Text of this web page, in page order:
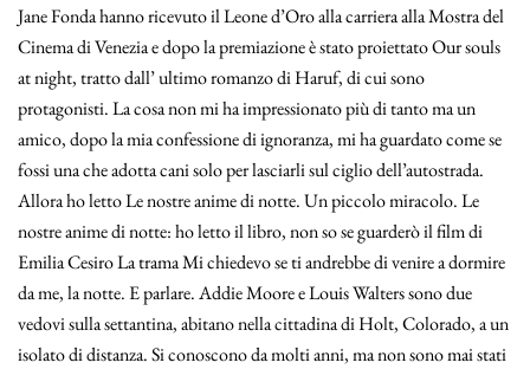
Jane Fonda hanno ricevuto il Leone d’Oro alla carriera alla Mostra del
Cinema di Venezia e dopo la premiazione è stato proiettato Our souls
at night, tratto dall’ ultimo romanzo di Haruf, di cui sono
protagonisti. La cosa non mi ha impressionato più di tanto ma un
amico, dopo la mia confessione di ignoranza, mi ha guardato come se
fossi una che adotta cani solo per lasciarli sul ciglio dell’autostrada.
Allora ho letto Le nostre anime di notte. Un piccolo miracolo. Le
nostre anime di notte: ho letto il libro, non so se guarderò il film di
Emilia Cesiro La trama Mi chiedevo se ti andrebbe di venire a dormire
da me, la notte. E parlare. Addie Moore e Louis Walters sono due
vedovi sulla settantina, abitano nella cittadina di Holt, Colorado, a un
isolato di distanza. Si conoscono da molti anni, ma non sono mai stati